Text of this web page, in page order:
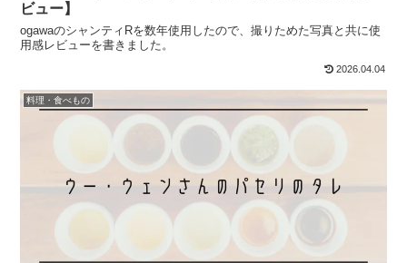
ビュー】
ogawaのシャンティRを数年使用したので、撮りためた写真と共に使
用感レビューを書きました。
2026.04.04
料理・食べもの